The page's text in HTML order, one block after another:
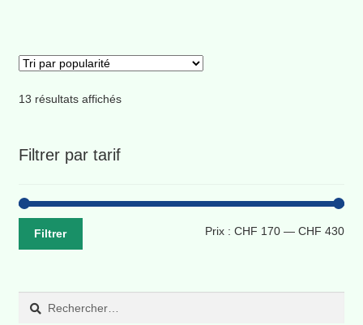
13 résultats affichésTrié
Filtrer par tarif
Prix
Prix
Filtrer Prix :CHF 170 —CHF 430
Rechercher :